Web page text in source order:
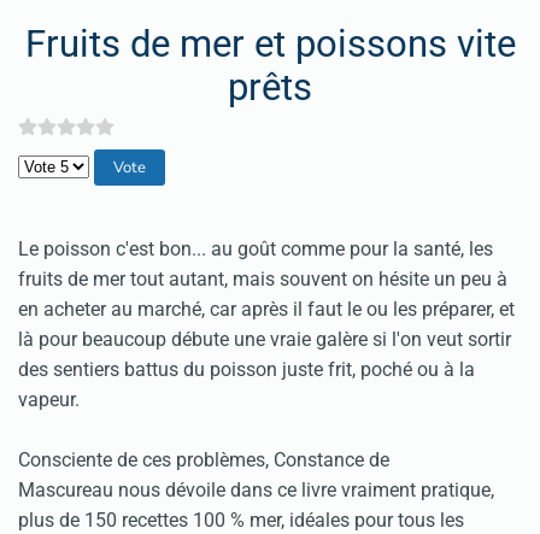
Fruits de mer et poissons vite
prêts
Veuillez voter
Le poisson c'est bon... au goût comme pour la santé, les
fruits de mer tout autant, mais souvent on hésite un peu à
en acheter au marché, car après il faut le ou les préparer, et
là pour beaucoup débute une vraie galère si l'on veut sortir
des sentiers battus du poisson juste frit, poché ou à la
vapeur.
Consciente de ces problèmes, Constance de
Mascureau nous dévoile dans ce livre vraiment pratique,
plus de 150 recettes 100 % mer, idéales pour tous les